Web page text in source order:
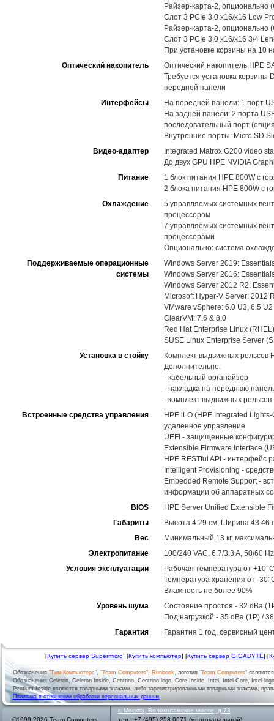
Райзер-карта-2, опционально
Слот 3 PCIe 3.0 x16/x16 Low
Райзер-карта-2, опционально
Слот 3 PCIe 3.0 x16/x16 3/4
При установке корзины на 10
Оптический накопитель
Оптический накопитель HPE
Требуется установка корзины
передней панели
Интерфейсы
На передней панели: 1 порт
На задней панели: 2 порта
последовательный порт
Внутренние порты: Micro SD
Видео-адаптер
Integrated Matrox G200 video
До двух GPU HPE NVIDIA
Питание
1 блок питания HPE 800W с
2 блока питания HPE 800W с
Охлаждение
5 управляемых системных
процессором
7 управляемых системных
процессорами
Опционально: система
Поддерживаемые операционные
системы
Windows Server 2019:
Windows Server 2016:
Windows Server 2012 R2:
Microsoft Hyper-V Server: 2012
VMware vSphere: 6.0 U3, 6.5
ClearVM: 7.6 & 8.0
Red Hat Enterprise Linux
SUSE Linux Enterprise Server
Установка в стойку
Комплект выдвижных рельсов
Дополнительно:
- кабельный органайзер
- накладка на переднюю
- комплект выдвижных
Встроенные средства управления
HPE iLO (HPE Integrated
удаленное управление
UEFI - защищенные
Extensible Firmware Interface
HPE RESTful API - интерфейс
Intelligent Provisioning -
Embedded Remote Support -
информации об аппаратных
BIOS
HPE Server Unified Extensible
Габариты
Высота 4.29 см, Ширина 43.46
Вес
Минимальный 13 кг,
Электропитание
100/240 VAC, 6.7/3.3 A, 50/60 Hz
Условия эксплуатации
Рабочая температура от
Температура хранения от -
Влажность не более 90%
Уровень шума
Состояние простоя - 32 dBa
Под нагрузкой - 35 dBa (1P) /
Гарантия
Гарантия 1 год, сервисный
[Купить сервер Supermicro] [Купить компьютер] [Купить сервер GIGABYTE] [
Обозначения"Тим Компьютерс", "Team Computers", Runbook, логотип "Team Computers"
Обозначения Celeron, Celeron Inside, Centrino, Centrino logo, Core Inside, Intel, Intel Core, Intel
Pentium Inside являются товарными знаками, либо зарегистрированными товарными знаками,
Политика в отношении обработки персональных данных
©1999-2026 Team Computers
г. Москва
Волоколамское шоссе, д.73
тел.: +7 (495) 258-0071 (многоканальный)